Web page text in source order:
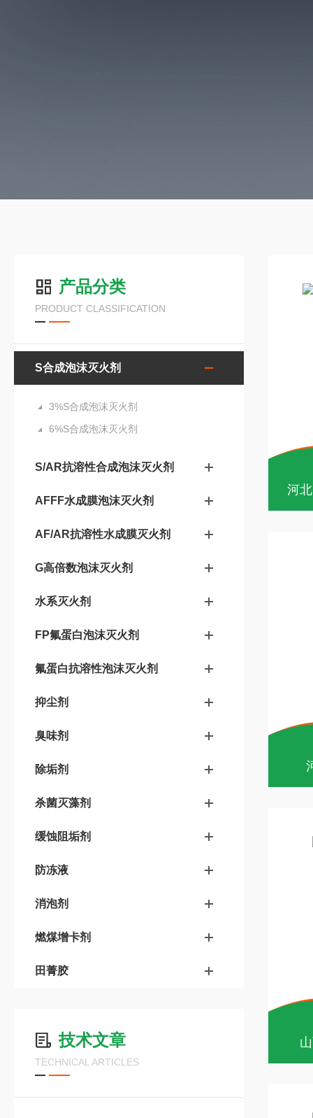
产品分类
PRODUCT CLASSIFICATION
S合成泡沫灭火剂
3%S合成泡沫灭火剂
6%S合成泡沫灭火剂
S/AR抗溶性合成泡沫灭火剂
AFFF水成膜泡沫灭火剂
AF/AR抗溶性水成膜灭火剂
G高倍数泡沫灭火剂
水系灭火剂
FP氟蛋白泡沫灭火剂
氟蛋白抗溶性泡沫灭火剂
抑尘剂
臭味剂
除垢剂
杀菌灭藻剂
缓蚀阻垢剂
防冻液
消泡剂
燃煤增卡剂
田菁胶
技术文章
TECHNICAL ARTICLES
河